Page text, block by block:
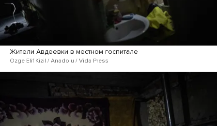
Жители Авдеевки в местном госпитале
Ozge Elif Kizil / Anadolu / Vida Press